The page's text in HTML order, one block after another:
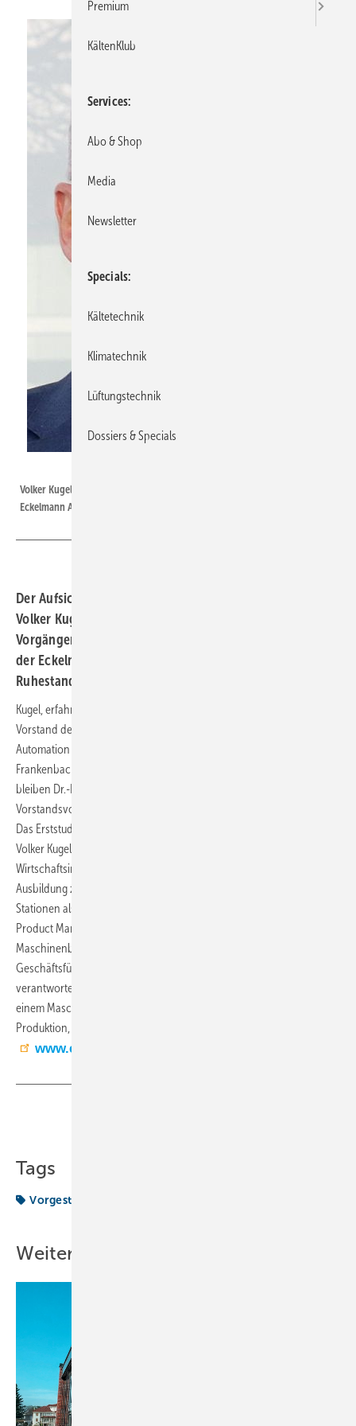
Volker Kugel tritt die Nachfolge von Peter Frankenbach als Vorstand der
Eckelmann AG an.
Der Aufsichtsrat der Eckelmann AG hat zum 1. April 2022
Volker Kugel zum neuen Vorstand bestellt. Sein
Vorgänger Peter Frankenbach wird nach 35 Jahren bei
der Eckelmann AG am 30. Juni 2022 altersbedingt in den
Ruhestand wechseln.
Kugel, erfahrene Manager im Maschinen- und Anlagenbau, war zuletzt
Vorstand der Trapo AG. Bei Eckelmann leitet er die Ressorts
Automation Projects und Automation Service, die bisher Peter
Frankenbach verantwortete. Die weiteren Mitglieder des Vorstands
bleiben Dr.-Ing. Marco Münchhof und Philipp Eckelmann als
Vorstandsvorsitzender.
Das Erststudium zum Diplom-Ingenieur Maschinenbau ergänzte
Volker Kugel (53) um ein zweites Studium zum Diplom-
Wirtschaftsingenieur. Vorangestellt hatte er eine praktische
Ausbildung zum Maschinenschlosser. Es folgten internationale
Stationen als Projekt- und Verkaufsingenieur, Area Sales Manager,
Product Manager und Vertriebs- und Marketingleiter im Vertrieb von
Maschinenbauunternehmen. Von 2012 bis 2015 war er als
Geschäftsführer der Maschinenfabrik Möllers GmbH tätig. Zuletzt
verantwortete er als alleiniger Vorstand die Geschäfte der Trapo AG,
einem Maschinenbauspezialisten für industrielle Automatisierung in
Produktion, Lager und Intralogistik. (RM)
www.eckelmann.de
Tags
Vorgestellt
Weitere Inhalte
Premium
KältenKlub
Services
Abo & Shop
Media
Newsletter
Specials
Kältetechnik
Klimatechnik
Lüftungstechnik
Dossiers & Specials